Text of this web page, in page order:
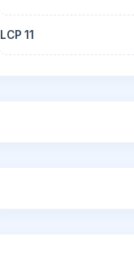
LCP 11